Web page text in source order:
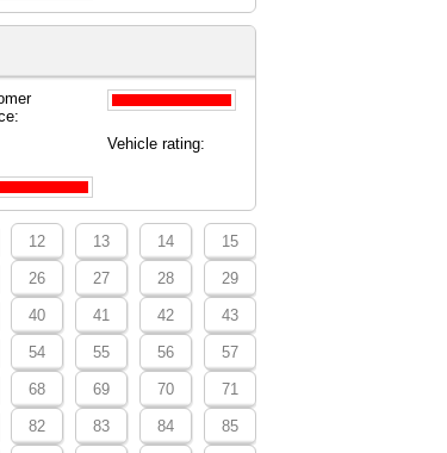
Vehicle rating:
12 13 14 15
26 27 28 29
40 41 42 43
54 55 56 57
68 69 70 71
82 83 84 85